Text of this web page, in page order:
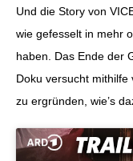
Und die Story von
wie gefesselt in mehr
haben. Das Ende der
Doku versucht
zu ergründen, wie’s